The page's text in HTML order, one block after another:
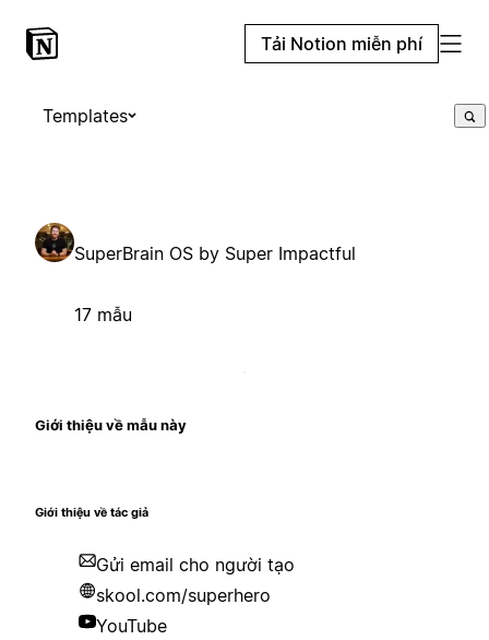
Tải Notion miễn phí
Templates
SuperBrain OS by Super Impactful
17 mẫu
Giới thiệu về mẫu này
Giới thiệu về tác giả
Gửi email cho người tạo
skool.com/superhero
YouTube